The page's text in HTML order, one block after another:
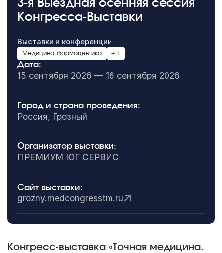
3-я Выездная осенняя сессия
Конгресса-Выставки
Выставки и конференции
Медицина, фармацевтика + 1
Дата:
15 сентября 2026 — 16 сентября 2026
Город и страна проведения:
Россия, Грозный
Организатор выставки:
ПРЕМИУМ ЮГ СЕРВИС
Сайт выставки:
grozny.medcongresstm.ru
Конгресс-выставка «Точная медицина.